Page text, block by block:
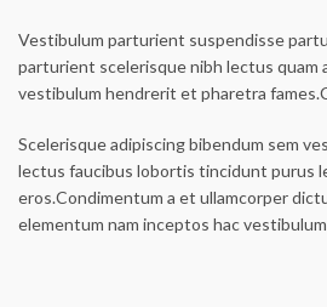
Vestibulum parturient suspendisse
parturient scelerisque nibh lectus quam
vestibulum hendrerit et pharetra
Scelerisque adipiscing bibendum sem
lectus faucibus lobortis tincidunt purus
eros.Condimentum a et ullamcorper
elementum nam inceptos hac